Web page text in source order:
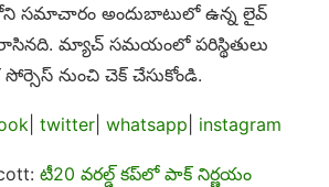
సమాచారం అందుబాటులో ఉన్న లైవ్
మ్యాచ్ సమయంలో పరిస్థితులు
నుంచి చెక్ చేసుకోండి.
twitter whatsapp instagram
టీ20 వరల్డ్ కప్‌లో పాక్ నిర్ణయం